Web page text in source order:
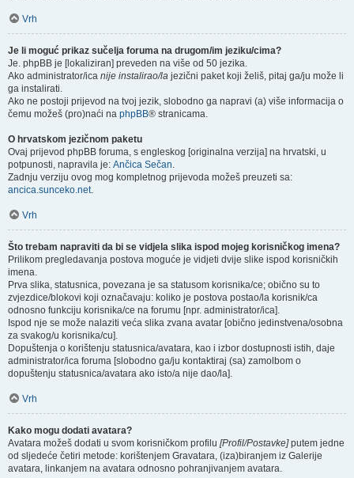
Vrh
Je li moguć prikaz sučelja foruma na drugom/im jeziku/cima?
Je. phpBB je [lokaliziran] preveden na više od 50 jezika.
Ako administrator/ica nije instalirao/la jezični paket koji želiš, pitaj ga/ju može li
ga instalirati.
Ako ne postoji prijevod na tvoj jezik, slobodno ga napravi (a) više informacija o
čemu možeš (pro)naći na phpBB® stranicama.
O hrvatskom jezičnom paketu
Ovaj prijevod phpBB foruma, s engleskog [originalna verzija] na hrvatski, u
potpunosti, napravila je: Ančica Sečan.
Zadnju verziju ovog mog kompletnog prijevoda možeš preuzeti sa:
ancica.sunceko.net.
Vrh
Što trebam napraviti da bi se vidjela slika ispod mojeg korisničkog imena?
Prilikom pregledavanja postova moguće je vidjeti dvije slike ispod korisničkih
imena.
Prva slika, statusnica, povezana je sa statusom korisnika/ce; obično su to
zvjezdice/blokovi koji označavaju: koliko je postova postao/la korisnik/ca
odnosno funkciju korisnika/ce na forumu [npr. administrator/ica].
Ispod nje se može nalaziti veća slika zvana avatar [obično jedinstvena/osobna
za svakog/u korisnika/cu].
Dopuštenja o korištenju statusnica/avatara, kao i izbor dostupnosti istih, daje
administrator/ica foruma [slobodno ga/ju kontaktiraj (sa) zamolbom o
dopuštenju statusnica/avatara ako isto/a nije dao/la].
Vrh
Kako mogu dodati avatara?
Avatara možeš dodati u svom korisničkom profilu [Profil/Postavke]putem jedne
od sljedeće četiri metode: korištenjem Gravatara, (iza)biranjem iz Galerije
avatara, linkanjem na avatara odnosno pohranjivanjem avatara.